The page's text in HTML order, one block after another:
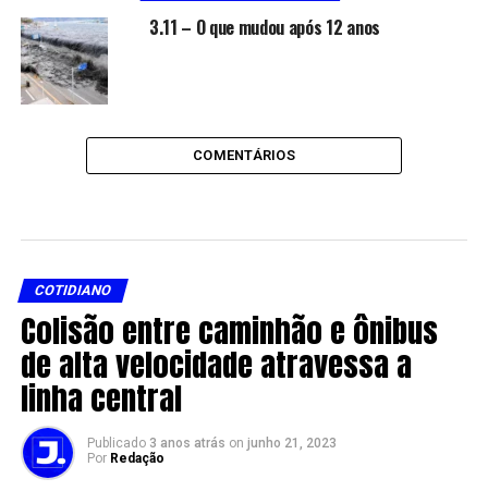
3.11 – O que mudou após 12 anos
COMENTÁRIOS
COTIDIANO
Colisão entre caminhão e ônibus
de alta velocidade atravessa a
linha central
Publicado 3 anos atrás on junho 21, 2023
Por Redação